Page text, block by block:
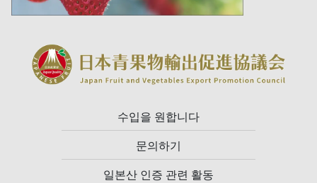
수입을 원합니다
문의하기
일본산 인증 관련 활동